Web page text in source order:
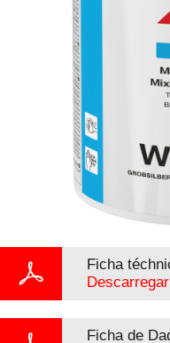
Ficha
Descarregar
Ficha de